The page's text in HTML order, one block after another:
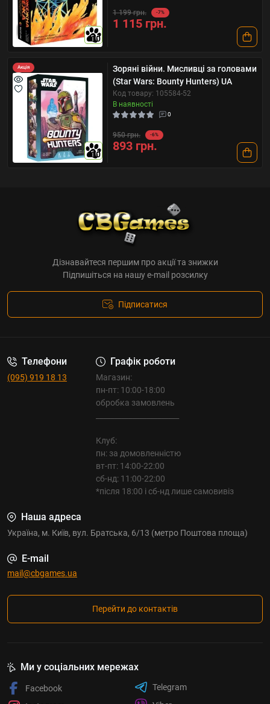
10
1 199 грн. -7%
1 115 грн.
Акція
10
Зоряні війни. Мисливці за головами
(Star Wars: Bounty Hunters) UA
Код товару: 105584-52
В наявності
0
950 грн. -6%
893 грн.
Дізнавайтеся першим про акції та знижки
Підпишіться на нашу e-mail розсилку
Підписатися
Телефони
(095) 919 18 13
Графік роботи
Магазин:
пн-пт: 10:00-18:00
обробка замовлень
Клуб:
пн: за домовленністю
вт-пт: 14:00-22:00
сб-нд: 11:00-22:00
*після 18:00 і сб-нд лише самовивіз
Наша адреса
Україна, м. Київ, вул. Братська, 6/13 (метро Поштова площа)
E-mail
mail@cbgames.ua
Перейти до контактів
Ми у соціальних мережах
Facebook
Telegram